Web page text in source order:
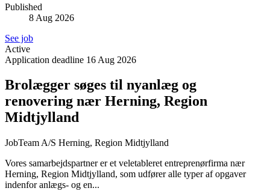
Published
8 Aug 2026
See job
Active
Application deadline 16 Aug 2026
Brolægger søges til nyanlæg og
renovering nær Herning, Region
Midtjylland
JobTeam A/S Herning, Region Midtjylland
Vores samarbejdspartner er et veletableret entreprenørfirma nær
Herning, Region Midtjylland, som udfører alle typer af opgaver
indenfor anlægs- og en...